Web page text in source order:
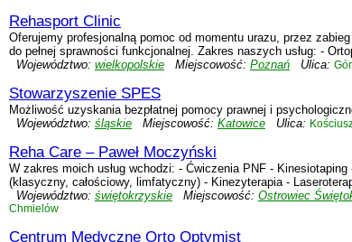
Rehasport Clinic
Oferujemy profesjonalną pomoc od momentu urazu, przez
do pełnej sprawności funkcjonalnej. Zakres naszych usług: -
Województwo: wielkopolskie Miejscowość: Poznań Ulica:
Stowarzyszenie SPES
Możliwość uzyskania bezpłatnej pomocy prawnej i
Województwo: śląskie Miejscowość: Katowice Ulica:
Reha Care – Paweł Moczyński
W zakres moich usług wchodzi: - Ćwiczenia PNF -
(klasyczny, całościowy, limfatyczny) - Kinezyterapia -
Województwo: świętokrzyskie Miejscowość: Ostrowiec
Chmielów
Centrum Medyczne Orto Optymist